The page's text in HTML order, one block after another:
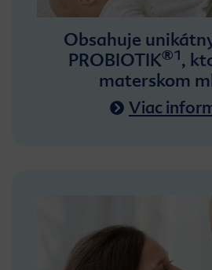
Obsahuje
PROBIOTIK®1,
materskom
Viac